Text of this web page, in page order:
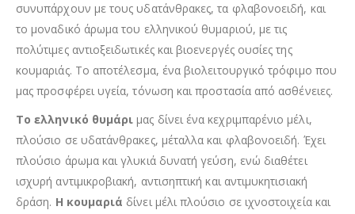
συνυπάρχουν με τους υδατάνθρακες, τα φλαβονοειδή, και
το μοναδικό άρωμα του ελληνικού θυμαριού, με τις
πολύτιμες αντιοξειδωτικές και βιοενεργές ουσίες της
κουμαριάς. Το αποτέλεσμα, ένα βιολειτουργικό τρόφιμο που
μας προσφέρει υγεία, τόνωση και προστασία από ασθένειες.
Το ελληνικό θυμάρι μας δίνει ένα κεχριμπαρένιο μέλι,
πλούσιο σε υδατάνθρακες, μέταλλα και φλαβονοειδή. Έχει
πλούσιο άρωμα και γλυκιά δυνατή γεύση, ενώ διαθέτει
ισχυρή αντιμικροβιακή, αντισηπτική και αντιμυκητισιακή
δράση. Η κουμαριά δίνει μέλι πλούσιο σε ιχνοστοιχεία και